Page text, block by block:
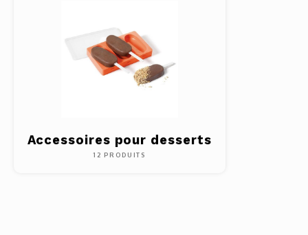
Accessoires pour desserts
12 PRODUITS